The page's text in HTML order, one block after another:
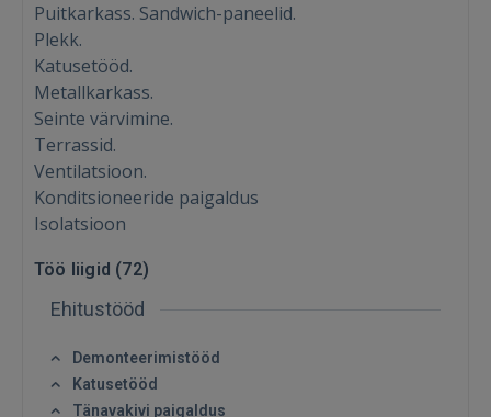
Puitkarkass. Sandwich-paneelid.
Plekk.
Katusetööd.
Metallkarkass.
Seinte värvimine.
Terrassid.
Ventilatsioon.
Konditsioneeride paigaldus
Isolatsioon
Töö liigid (72)
Ehitustööd
Demonteerimistööd
Katusetööd
Tänavakivi paigaldus